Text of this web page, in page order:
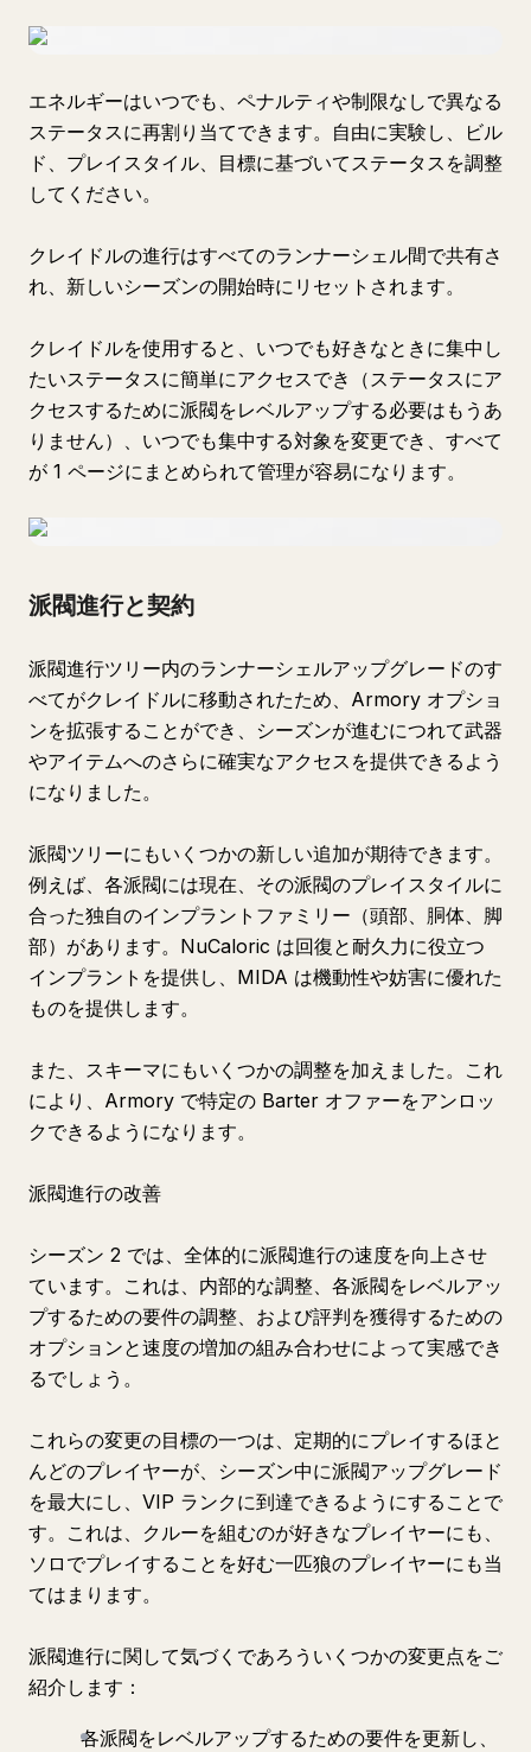
エネルギーはいつでも、ペナルティや制限なしで異なる
ステータスに再割り当てできます。自由に実験し、ビル
ド、プレイスタイル、目標に基づいてステータスを調整
してください。
クレイドルの進行はすべてのランナーシェル間で共有さ
れ、新しいシーズンの開始時にリセットされます。
クレイドルを使用すると、いつでも好きなときに集中し
たいステータスに簡単にアクセスでき（ステータスにア
クセスするために派閥をレベルアップする必要はもうあ
りません）、いつでも集中する対象を変更でき、すべて
が 1 ページにまとめられて管理が容易になります。
派閥進行と契約
派閥進行ツリー内のランナーシェルアップグレードのす
べてがクレイドルに移動されたため、Armory オプショ
ンを拡張することができ、シーズンが進むにつれて武器
やアイテムへのさらに確実なアクセスを提供できるよう
になりました。
派閥ツリーにもいくつかの新しい追加が期待できます。
例えば、各派閥には現在、その派閥のプレイスタイルに
合った独自のインプラントファミリー（頭部、胴体、脚
部）があります。NuCaloric は回復と耐久力に役立つ
インプラントを提供し、MIDA は機動性や妨害に優れた
ものを提供します。
また、スキーマにもいくつかの調整を加えました。これ
により、Armory で特定の Barter オファーをアンロッ
クできるようになります。
派閥進行の改善
シーズン 2 では、全体的に派閥進行の速度を向上させ
ています。これは、内部的な調整、各派閥をレベルアッ
プするための要件の調整、および評判を獲得するための
オプションと速度の増加の組み合わせによって実感でき
るでしょう。
これらの変更の目標の一つは、定期的にプレイするほと
んどのプレイヤーが、シーズン中に派閥アップグレード
を最大にし、VIP ランクに到達できるようにすることで
す。これは、クルーを組むのが好きなプレイヤーにも、
ソロでプレイすることを好む一匹狼のプレイヤーにも当
てはまります。
派閥進行に関して気づくであろういくつかの変更点をご
紹介します：
各派閥をレベルアップするための要件を更新し、